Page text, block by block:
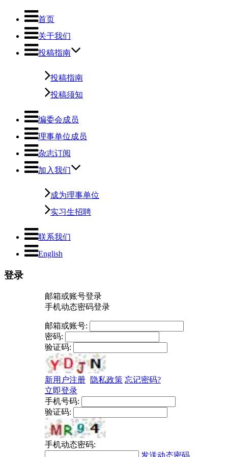
首页
关于我们
投稿指南
投稿指南
投稿须知
编委会成员
理事单位成员
杂志订阅
加入我们
成为理事单位
实习生招聘
联系我们
English
登录
邮箱或账号登录
手机动态密码登录
邮箱或账号:
密码:
验证码:
新用户注册 隐私政策 忘记密码?
立即登录
手机号码:
验证码:
手机动态密码: